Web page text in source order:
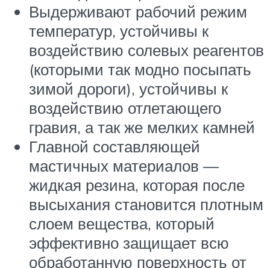
Выдерживают рабочий режим
температур, устойчивы к
воздействию солевых реагентов
(которыми так модно посыпать
зимой дороги), устойчивы к
воздействию отлетающего
гравия, а так же мелких камней
Главной составляющей
мастичных материалов —
жидкая резина, которая после
высыхания становится плотным
слоем вещества, который
эффективно защищает всю
обработанную поверхность от